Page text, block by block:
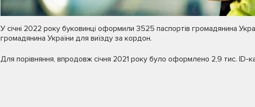
У січні 2022 року буковинці оформили 3525 паспортів громадянина
громадянина України для виїзду за кордон.
Для порівняння, впродовж січня 2021 року було оформлено 2,9 тис. ID-